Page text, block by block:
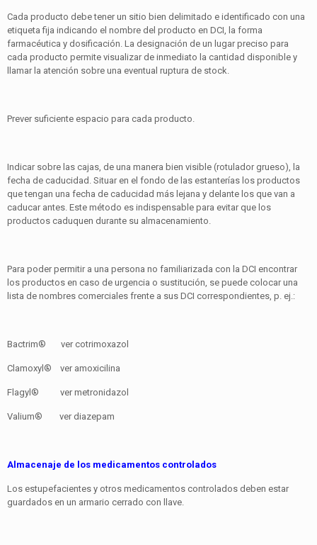
Cada producto debe tener un sitio bien delimitado e identificado con una
etiqueta fija indicando el nombre del producto en DCI, la forma
farmacéutica y dosificación. La designación de un lugar preciso para
cada producto permite visualizar de inmediato la cantidad disponible y
llamar la atención sobre una eventual ruptura de stock.
Prever suficiente espacio para cada producto.
Indicar sobre las cajas, de una manera bien visible (rotulador grueso), la
fecha de caducidad. Situar en el fondo de las estanterías los productos
que tengan una fecha de caducidad más lejana y delante los que van a
caducar antes. Este método es indispensable para evitar que los
productos caduquen durante su almacenamiento.
Para poder permitir a una persona no familiarizada con la DCI encontrar
los productos en caso de urgencia o sustitución, se puede colocar una
lista de nombres comerciales frente a sus DCI correspondientes, p. ej.:
Bactrim® ver cotrimoxazol
Clamoxyl® ver amoxicilina
Flagyl® ver metronidazol
Valium® ver diazepam
Almacenaje de los medicamentos controlados
Los estupefacientes y otros medicamentos controlados deben estar
guardados en un armario cerrado con llave.